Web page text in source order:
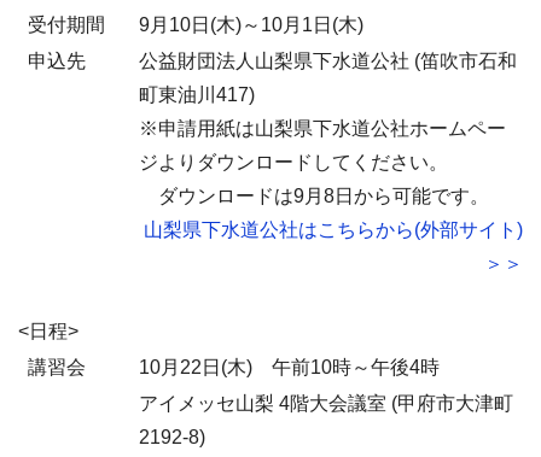
受付期間
9月10日(木)～10月1日(木)
申込先
公益財団法人山梨県下水道公社 (笛吹市石和
町東油川417)
※申請用紙は山梨県下水道公社ホームペー
ジよりダウンロードしてください。
ダウンロードは9月8日から可能です。
山梨県下水道公社はこちらから(外部サイト)
＞＞
<日程>
講習会
10月22日(木) 午前10時～午後4時
アイメッセ山梨 4階大会議室 (甲府市大津町
2192-8)